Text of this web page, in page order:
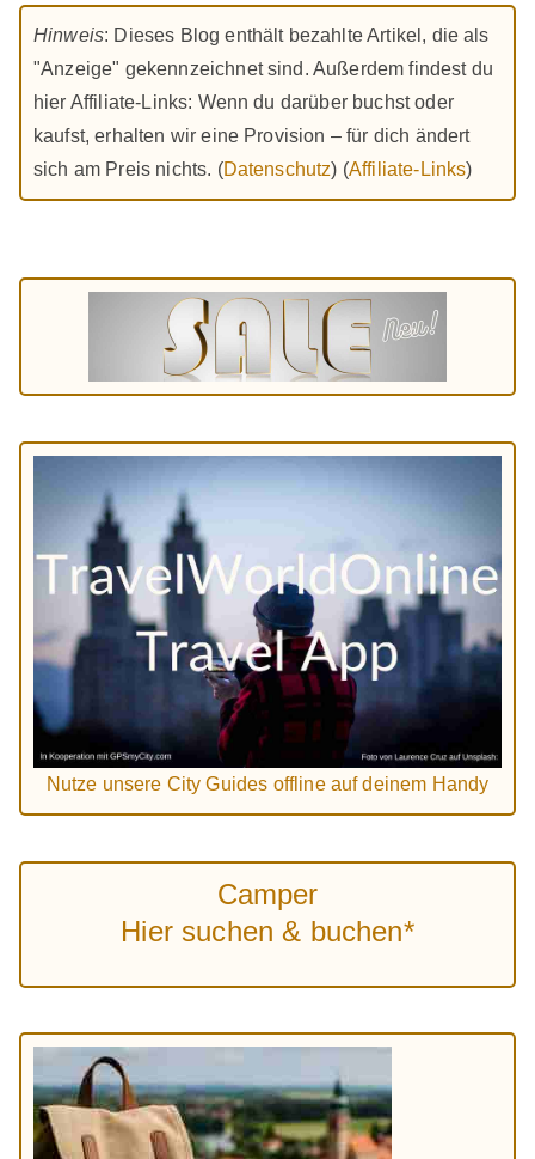
Hinweis: Dieses Blog enthält bezahlte Artikel, die als
"Anzeige" gekennzeichnet sind. Außerdem findest du
hier Affiliate-Links: Wenn du darüber buchst oder
kaufst, erhalten wir eine Provision – für dich ändert
sich am Preis nichts. (Datenschutz) (Affiliate-Links)
Nutze unsere City Guides offline auf deinem Handy
Camper
Hier suchen & buchen*